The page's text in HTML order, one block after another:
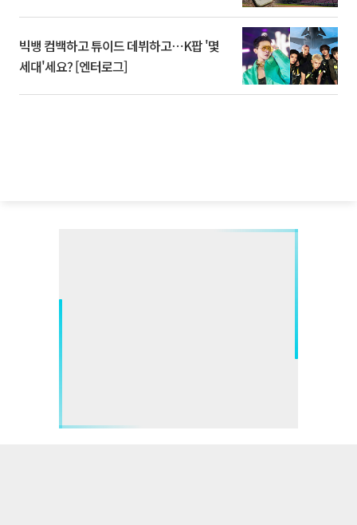
빅뱅 컴백하고 튜이드 데뷔하고⋯K팝 '몇
세대'세요? [엔터로그]